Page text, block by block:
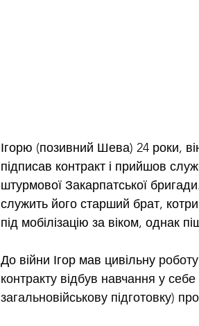
Ігорю (позивний Шева) 24 роки,
підписав контракт і прийшов
штурмової Закарпатської
служить його старший брат,
під мобілізацію за віком, однак
До війни Ігор мав цивільну
контракту відбув навчання у
загальновійськову підготовку)